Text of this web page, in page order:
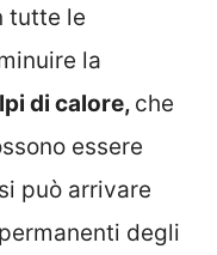
tutte le
la
di calore, che
essere
può arrivare
degli